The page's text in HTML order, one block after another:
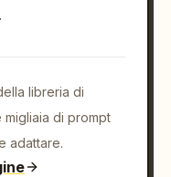
libreria di
migliaia di prompt
adattare.